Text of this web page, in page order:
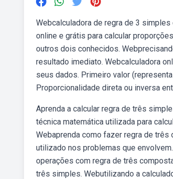
Webcalculadora de regra de 3
online e grátis para calcular
outros dois conhecidos.
resultado imediato. Webcalculadora
seus dados. Primeiro valor
Proporcionalidade direta ou inversa
Aprenda a calcular regra de três
técnica matemática utilizada para
Webaprenda como fazer regra de
utilizado nos problemas que
operações com regra de três
três simples. Webutilizando a